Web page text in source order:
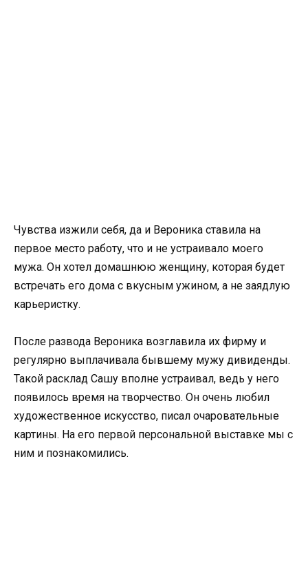
Чувства изжили себя, да и Вероника ставила на
первое место работу, что и не устраивало моего
мужа. Он хотел домашнюю женщину, которая будет
встречать его дома с вкусным ужином, а не заядлую
карьеристку.
После развода Вероника возглавила их фирму и
регулярно выплачивала бывшему мужу дивиденды.
Такой расклад Сашу вполне устраивал, ведь у него
появилось время на творчество. Он очень любил
художественное искусство, писал очаровательные
картины. На его первой персональной выставке мы с
ним и познакомились.